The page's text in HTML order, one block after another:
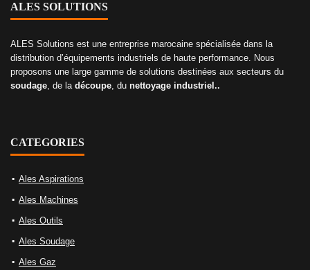
ALES SOLUTIONS
ALES Solutions est une entreprise marocaine spécialisée dans la
distribution d’équipements industriels de haute performance. Nous
proposons une large gamme de solutions destinées aux secteurs du
soudage, de la découpe, du nettoyage industriel..
CATEGORIES
Ales Aspirations
Ales Machines
Ales Outils
Ales Soudage
Ales Gaz